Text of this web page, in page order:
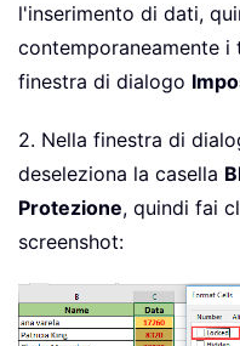
l'inserimento di dati,
contemporaneamente i
finestra di dialogo
2. Nella finestra di
deseleziona la casella
Protezione, quindi fai
screenshot: